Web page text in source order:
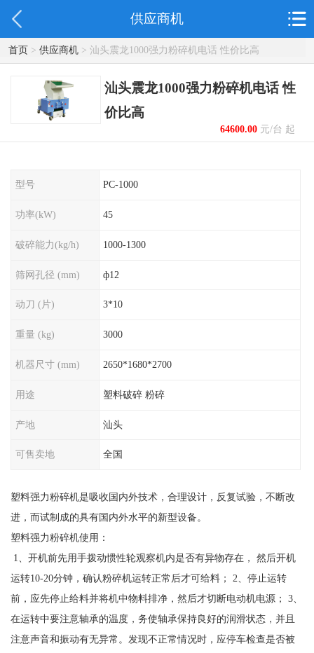
供应商机
首页> 供应商机> 汕头震龙1000强力粉碎机电话 性价比高
汕头震龙1000强力粉碎机电话 性
价比高
64600.00元/台 起
型号 PC-1000
功率(kW) 45
破碎能力(kg/h) 1000-1300
筛网孔径 (mm) ф12
动刀 (片) 3*10
重量 (kg) 3000
机器尺寸 (mm) 2650*1680*2700
用途 塑料破碎 粉碎
产地 汕头
可售卖地 全国
塑料强力粉碎机是吸收国内外技术，合理设计，反复试验，不断改
进，而试制成的具有国内外水平的新型设备。
塑料强力粉碎机使用：
1、开机前先用手拨动惯性轮观察机内是否有异物存在， 然后开机
运转10-20分钟，确认粉碎机运转正常后才可给料； 2、停止运转
前，应先停止给料并将机中物料排净，然后才切断电动机电源； 3、
在运转中要注意轴承的温度，务使轴承保持良好的润滑状态，并且
注意声音和振动有无异常。发现不正常情况时，应停车检查是否被